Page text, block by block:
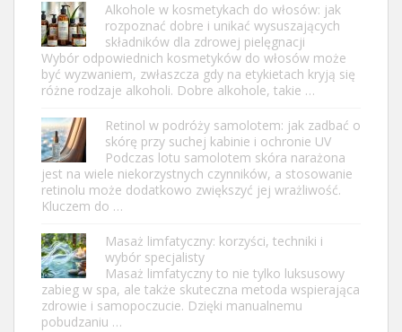
Alkohole w kosmetykach do włosów: jak
rozpoznać dobre i unikać wysuszających
składników dla zdrowej pielęgnacji
Wybór odpowiednich kosmetyków do włosów może
być wyzwaniem, zwłaszcza gdy na etykietach kryją się
różne rodzaje alkoholi. Dobre alkohole, takie …
Retinol w podróży samolotem: jak zadbać o
skórę przy suchej kabinie i ochronie UV
Podczas lotu samolotem skóra narażona
jest na wiele niekorzystnych czynników, a stosowanie
retinolu może dodatkowo zwiększyć jej wrażliwość.
Kluczem do …
Masaż limfatyczny: korzyści, techniki i
wybór specjalisty
Masaż limfatyczny to nie tylko luksusowy
zabieg w spa, ale także skuteczna metoda wspierająca
zdrowie i samopoczucie. Dzięki manualnemu
pobudzaniu …